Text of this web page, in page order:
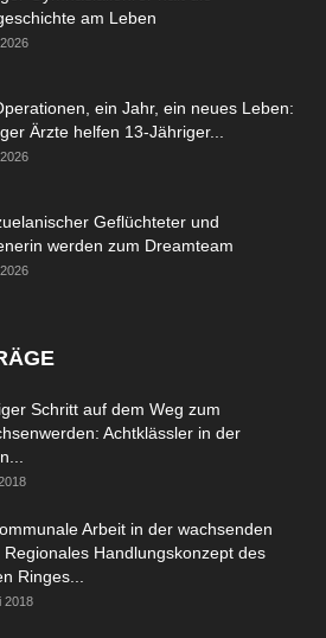
am Leben
ein Jahr, ein neues Leben:
Ärzte helfen 13-Jähriger...
Geflüchteter und
werden zum Dreamteam
Schritt auf dem Weg zum
Achtklässler in der
Arbeit in der wachsenden
Regionales Handlungskonzept des
Ringes...
2018